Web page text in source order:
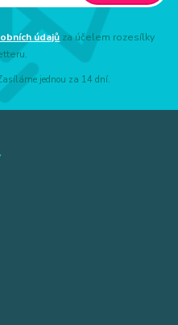
údajů za účelem rozesílky
jednou za 14 dní.